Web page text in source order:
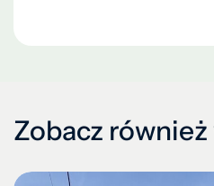
Zobacz